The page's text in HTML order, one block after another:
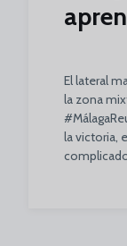
El lateral
la zona
la victoria,